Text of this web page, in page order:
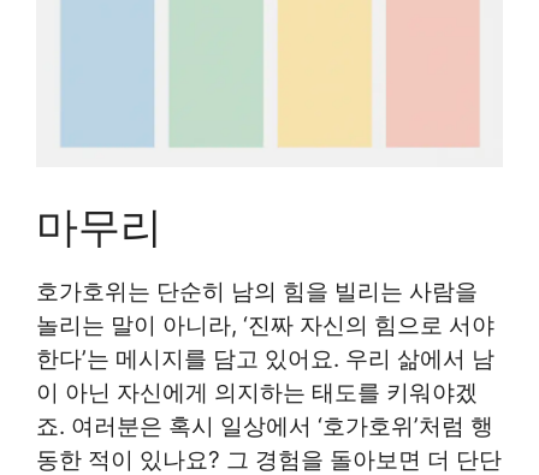
마무리
호가호위는 단순히 남의 힘을 빌리는 사람을
놀리는 말이 아니라, ‘진짜 자신의 힘으로 서야
한다’는 메시지를 담고 있어요. 우리 삶에서 남
이 아닌 자신에게 의지하는 태도를 키워야겠
죠. 여러분은 혹시 일상에서 ‘호가호위’처럼 행
동한 적이 있나요? 그 경험을 돌아보면 더 단단